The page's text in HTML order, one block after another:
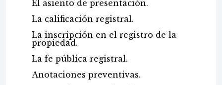
El asiento de presentación.
La calificación registral.
La inscripción en el registro de la
propiedad.
La fe pública registral.
Anotaciones preventivas.